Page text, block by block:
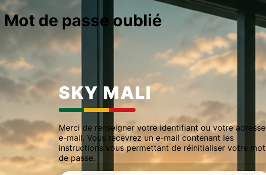
Mot de passe oublié
Merci de renseigner votre identifiant ou votre adresse
e-mail. Vous recevrez un e-mail contenant les
instructions vous permettant de réinitialiser votre mot
de passe.